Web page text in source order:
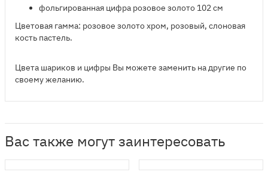
​фольгированная цифра розовое золото 102 см
Цветовая гамма: розовое золото хром, розовый, слоновая
кость пастель.
Цвета шариков и цифры Вы можете заменить на другие по
своему желанию.
Вас также могут заинтересовать